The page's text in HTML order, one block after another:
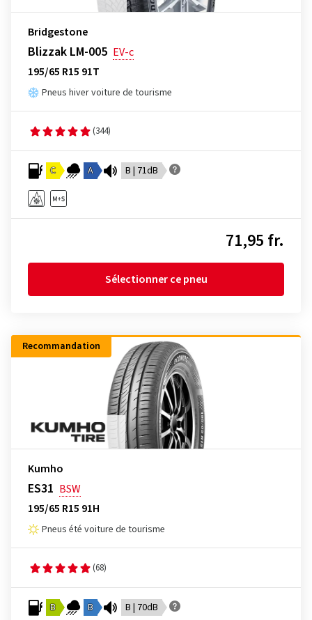
Bridgestone
Blizzak LM-005 EV-c
195/65 R15 91T
Pneus hiver voiture de tourisme
(344)
C A B | 71dB
71,95 fr.
Sélectionner ce pneu
Recommandation
Kumho
ES31 BSW
195/65 R15 91H
Pneus été voiture de tourisme
(68)
B B B | 70dB